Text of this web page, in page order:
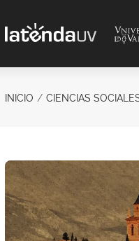
INICIO CIENCIAS